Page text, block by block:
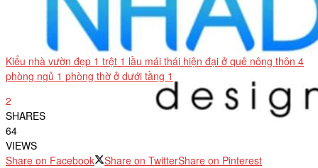
Kiểu nhà vườn đẹp 1 trệt 1 lầu mái thái hiện đại ở quê nông thôn 4
phòng ngủ 1 phòng thờ ở dưới tầng 1
2
SHARES
64
VIEWS
Share on Facebook
Share on TwitterShare on Pinterest